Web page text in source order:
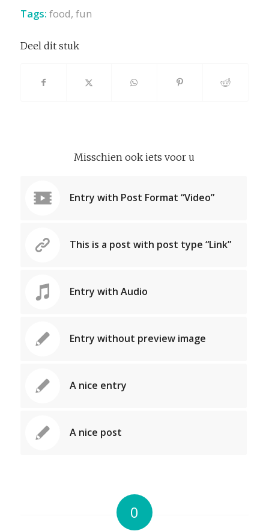
Tags: food, fun
Deel dit stuk
Misschien ook iets voor u
Entry with Post Format “Video”
This is a post with post type “Link”
Entry with Audio
Entry without preview image
A nice entry
A nice post
0